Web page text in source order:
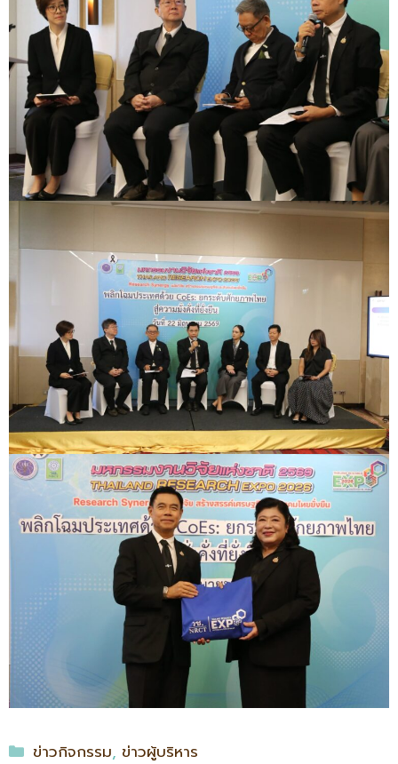
ข่าวกิจกรรม, ข่าวผู้บริหาร